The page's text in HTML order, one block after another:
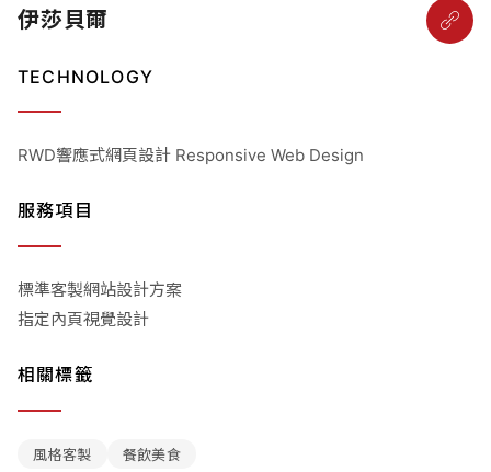
伊莎貝爾
TECHNOLOGY
RWD響應式網頁設計 Responsive Web Design
服務項目
標準客製網站設計方案
指定內頁視覺設計
相關標籤
風格客製 餐飲美食